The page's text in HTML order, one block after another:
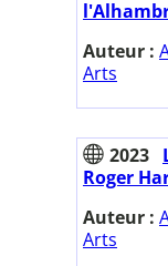
Auteur :
Arts
2023
Roger
Auteur :
Arts